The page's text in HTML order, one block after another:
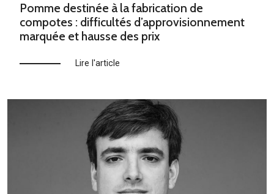
Pomme destinée à la fabrication de
compotes : difficultés d’approvisionnement
marquée et hausse des prix
Lire l'article